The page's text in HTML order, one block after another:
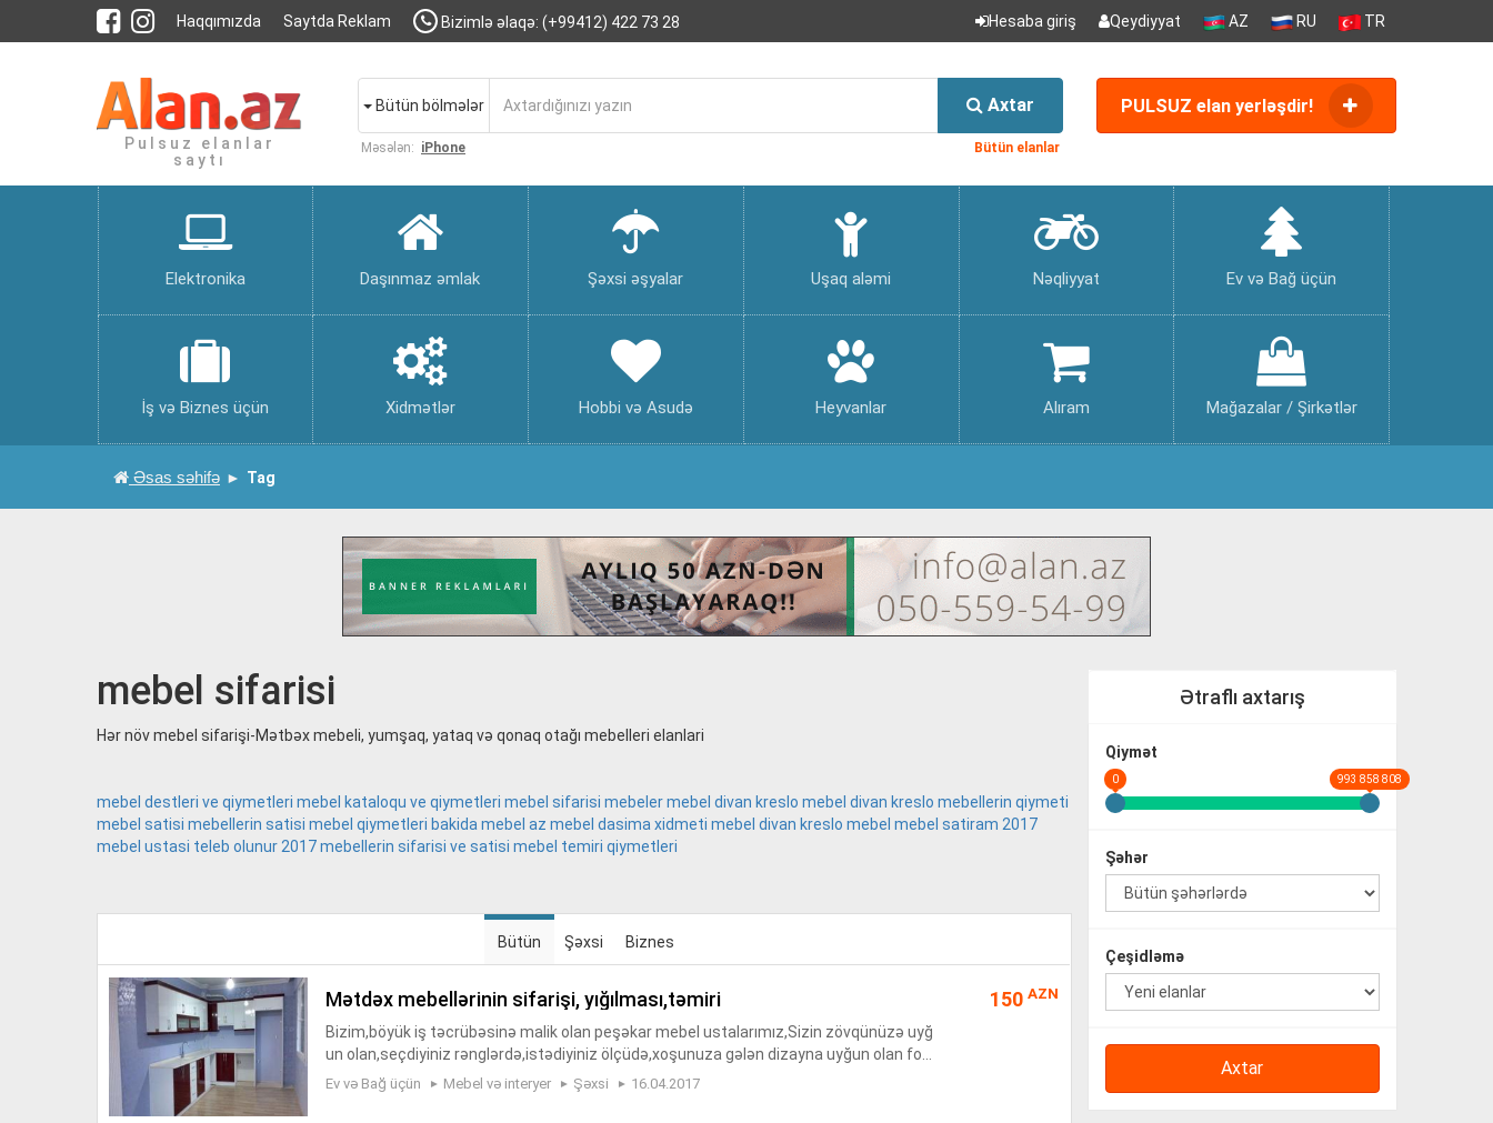
Haqqımızda Saytda Reklam Bizimlə əlaqə: (+99412) 422 73 28 Hesaba giriş Qeydiyyat AZ RU TR
Pulsuz elanlar
saytı
Bütün bölmələr Axtar
Məsələn: iPhone Bütün elanlar
PULSUZ elan yerləşdir!
Elektronika Daşınmaz əmlak Şəxsi əşyalar Uşaq aləmi Nəqliyyat Ev və Bağ üçün
İş və Biznes üçün Xidmətlər Hobbi və Asudə Heyvanlar Alıram Mağazalar / Şirkətlər
Əsas səhifə Tag
Ətraflı axtarış
Qiymət
0 993 858 808
Şəhər
Çeşidləmə
Axtar
mebel sifarisi
Hər növ mebel sifarişi-Mətbəx mebeli, yumşaq, yataq və qonaq otağı mebelleri elanlari
mebel destleri ve qiymetleri mebel kataloqu ve qiymetleri mebel sifarisi mebelermebel divan kreslo mebel divan kreslo mebellerin qiymeti
mebel satisi mebellerin satisi mebel qiymetleri bakida mebel az mebel dasima xidmeti mebel divan kreslo mebel mebel satiram 2017
mebel ustasi teleb olunur 2017mebellerin sifarisi ve satisi mebel temiri qiymetleri
Bütün Şəxsi Biznes
mətdəx mebellərinin sifarişi, yığılması,təmiri
Bizim,böyük iş təcrübəsinə malik olan peşəkar mebel ustalarımız,Sizin zövqünüzə uyğ
un olan,seçdiyiniz rənglərdə,istədiyiniz ölçüdə,xoşunuza gələn dizayna uyğun olan for
mada,qarşılıqlı razılaşma yolu ilə,Sizin üçün sərfəli olan münasib qiymətə,müxtəli...
Ev və Bağ üçün Mebel və interyer Şəxsi 16.04.2017
150 AZN